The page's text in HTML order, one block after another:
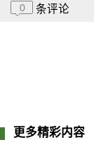
0 条评论
更多精彩内容